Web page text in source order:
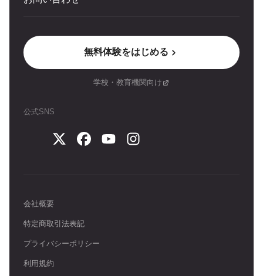
無料体験をはじめる
学校・教育機関向け
公式SNS
会社概要
特定商取引法表記
プライバシーポリシー
利用規約